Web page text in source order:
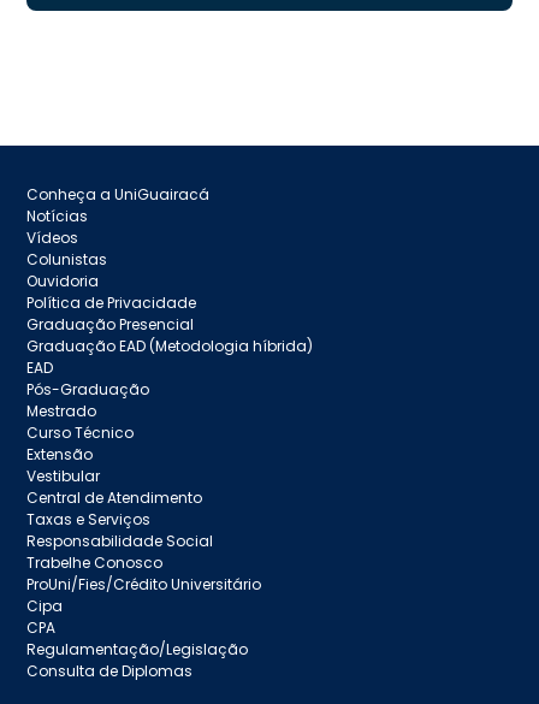
Conheça a UniGuairacá
Notícias
Vídeos
Colunistas
Ouvidoria
Política de Privacidade
Graduação Presencial
Graduação EAD (Metodologia híbrida)
EAD
Pós-Graduação
Mestrado
Curso Técnico
Extensão
Vestibular
Central de Atendimento
Taxas e Serviços
Responsabilidade Social
Trabelhe Conosco
ProUni/Fies/Crédito Universitário
Cipa
CPA
Regulamentação/Legislação
Consulta de Diplomas